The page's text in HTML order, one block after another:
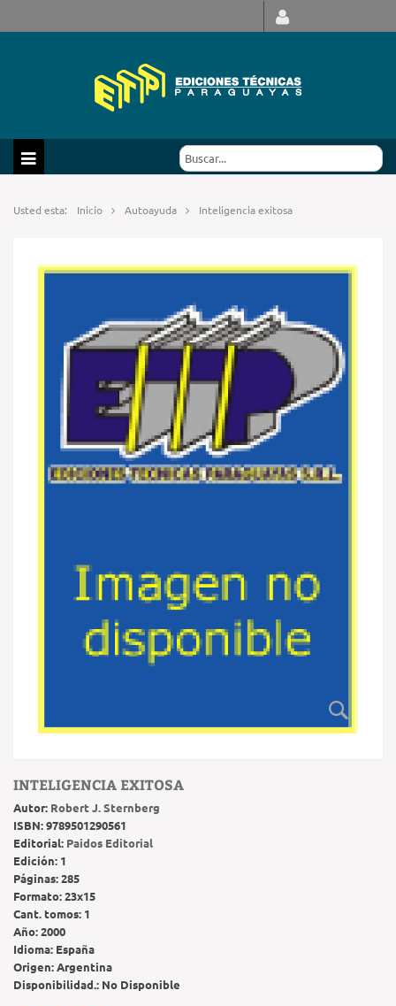
Usted esta: Inicio Autoayuda Inteligencia exitosa
INTELIGENCIA EXITOSA
Autor: Robert J. Sternberg
ISBN:9789501290561
Editorial: Paidos Editorial
Edición: 1
Páginas:285
Formato:23x15
Cant. tomos: 1
Año:2000
Idioma: España
Origen:Argentina
Disponibilidad.: No Disponible